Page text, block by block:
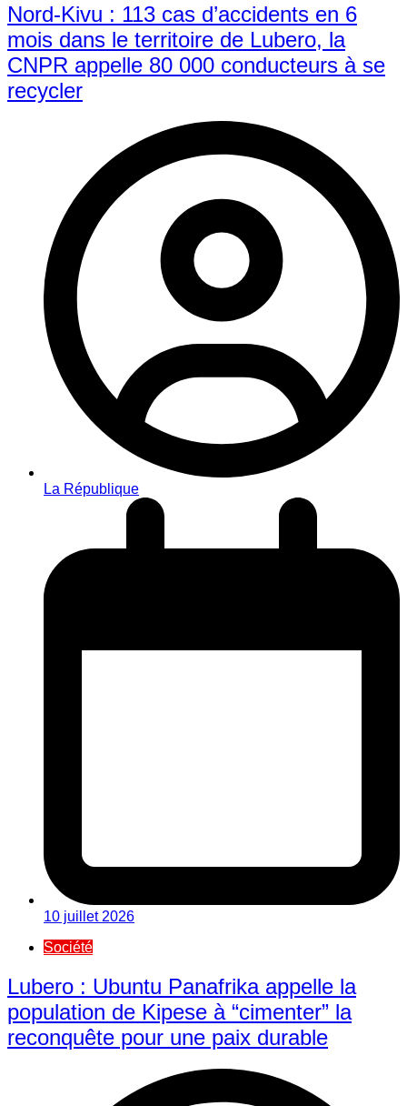
Nord-Kivu : 113 cas d’accidents en 6
mois dans le territoire de Lubero, la
CNPR appelle 80 000 conducteurs à se
recycler
La République
10 juillet 2026
Société
Lubero : Ubuntu Panafrika appelle la
population de Kipese à “cimenter” la
reconquête pour une paix durable